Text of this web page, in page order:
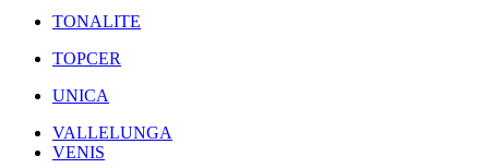
TONALITE
TOPCER
UNICA
VALLELUNGA
VENIS